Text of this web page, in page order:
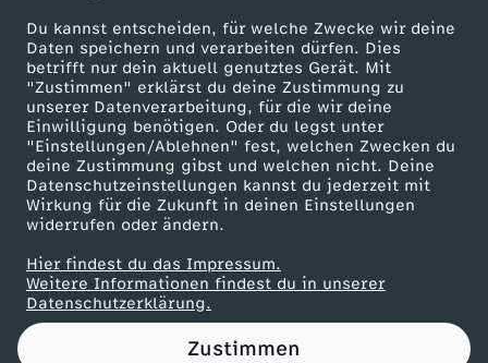
Du kannst entscheiden, für welche Zwecke wir deine
Daten speichern und verarbeiten dürfen. Dies
betrifft nur dein aktuell genutztes Gerät. Mit
"Zustimmen" erklärst du deine Zustimmung zu
unserer Datenverarbeitung, für die wir deine
Einwilligung benötigen. Oder du legst unter
"Einstellungen/Ablehnen" fest, welchen Zwecken du
deine Zustimmung gibst und welchen nicht. Deine
Datenschutzeinstellungen kannst du jederzeit mit
Wirkung für die Zukunft in deinen Einstellungen
widerrufen oder ändern.
Hier findest du das Impressum.
Weitere Informationen findest du in unserer
Datenschutzerklärung.
Zustimmen
ZDF goes Schule
Werbefernsehen
Mainzelmännchen
Partner